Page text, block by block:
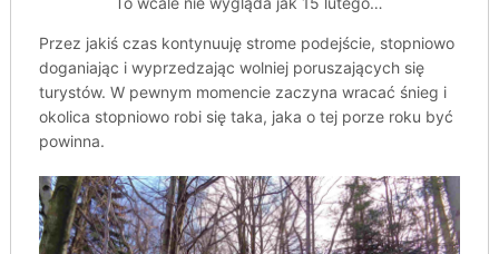
Przez jakiś czas kontynuuję strome podejście, stopniowo
doganiając i wyprzedzając wolniej poruszających się
turystów. W pewnym momencie zaczyna wracać śnieg i
okolica stopniowo robi się taka, jaka o tej porze roku być
powinna.